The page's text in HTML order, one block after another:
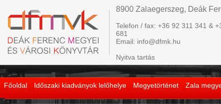
Főoldal Időszaki kiadványok lelőhelye Megyetörténet Zala
8900 Zalaegerszeg, Deák
Telefon / fax: +36 92 311 341 &
681
Email: info@dfmk.hu
Nyitva tartás